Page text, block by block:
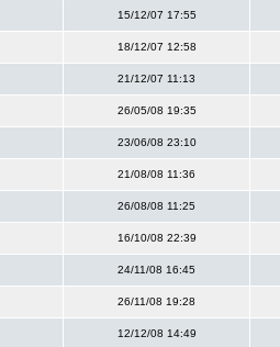
15/12/07 17:55
18/12/07 12:58
21/12/07 11:13
26/05/08 19:35
23/06/08 23:10
21/08/08 11:36
26/08/08 11:25
16/10/08 22:39
24/11/08 16:45
26/11/08 19:28
12/12/08 14:49